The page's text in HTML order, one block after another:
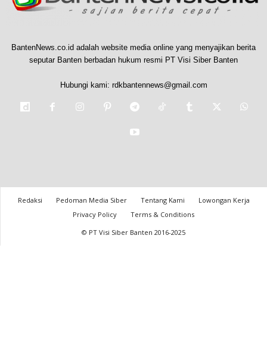
BantenNews.co.id adalah website media online yang menyajikan berita
seputar Banten berbadan hukum resmi PT Visi Siber Banten
Hubungi kami: rdkbantennews@gmail.com
Redaksi Pedoman Media Siber Tentang Kami
Lowongan Kerja
Privacy Policy
Terms & Conditions
© PT Visi Siber Banten 2016-2025